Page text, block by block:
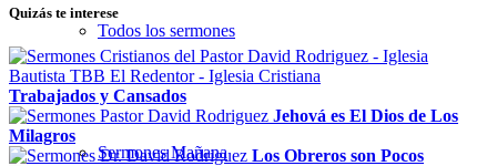
Todos los sermones
Sermones Mañana
Quizás te interese
Trabajados y Cansados
Jehová es El Dios de Los
Milagros
Los Obreros son Pocos